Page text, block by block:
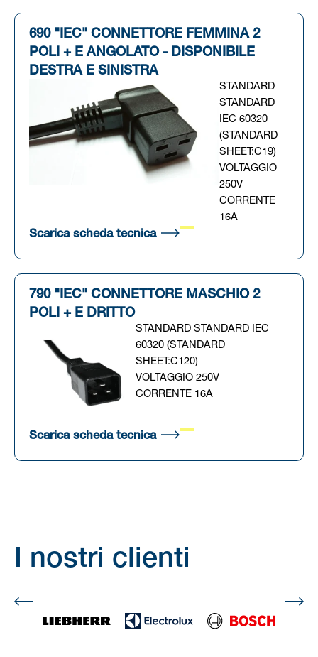
690 "IEC" CONNETTORE FEMMINA 2
POLI + E ANGOLATO - DISPONIBILE
DESTRA E SINISTRA
STANDARD
STANDARD
IEC 60320
(STANDARD
SHEET:C19)
VOLTAGGIO
250V
CORRENTE
16A
Scarica scheda tecnica (Si apre in una nuova
790 "IEC" CONNETTORE MASCHIO 2
POLI + E DRITTO
STANDARD STANDARD IEC
60320 (STANDARD
SHEET:C120)
VOLTAGGIO 250V
CORRENTE 16A
Scarica scheda tecnica (Si apre in una nuova
I nostri clienti